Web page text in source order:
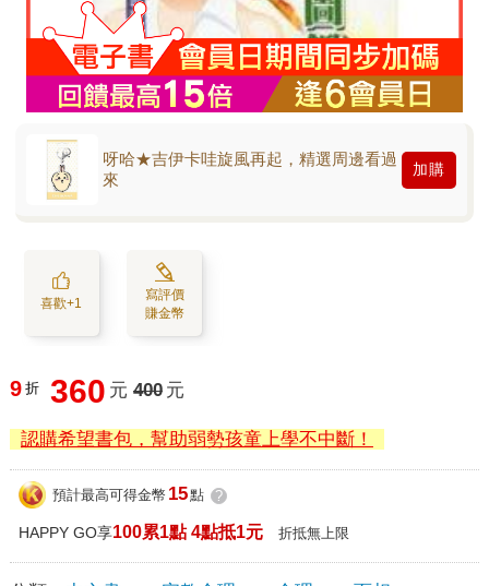
呀哈★吉伊卡哇旋風再起，精選周邊看過
來
加購
喜歡+1
寫評價
賺金幣
9 折 360 元 400 元
認購希望書包，幫助弱勢孩童上學不中斷！
預計最高可得金幣 15點 ?
HAPPY GO享100累1點 4點抵1元 折抵無上限